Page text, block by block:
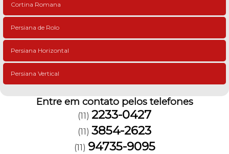
Cortina Romana
Persiana de Rolo
Persiana Horizontal
Persiana Vertical
Entre em contato pelos telefones
(11) 2233-0427
(11) 3854-2623
(11) 94735-9095